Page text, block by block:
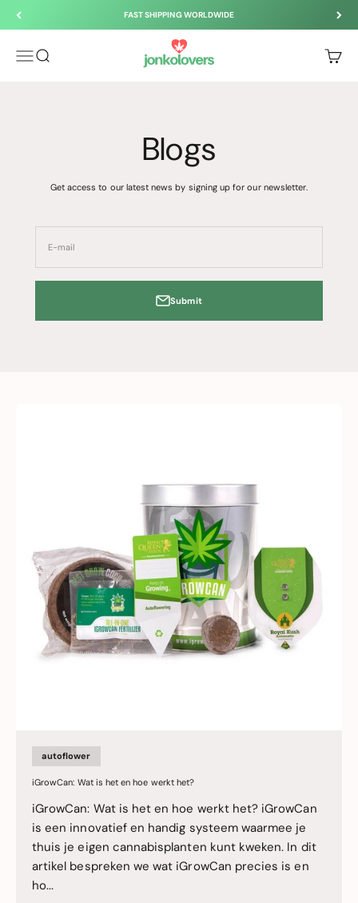
FAST SHIPPING WORLDWIDE
MenuSearch
JonkoLovers
Cart
Blogs
Get access to our latest news by signing up for our newsletter.
E-mail
Submit
autoflower
iGrowCan: Wat is het en hoe werkt het?
iGrowCan: Wat is het en hoe werkt het? iGrowCan
is een innovatief en handig systeem waarmee je
thuis je eigen cannabisplanten kunt kweken. In dit
artikel bespreken we wat iGrowCan precies is en
ho...